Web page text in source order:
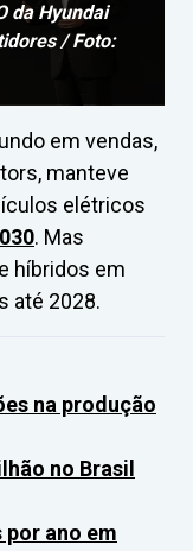
da Hyundai
/ Foto:
em vendas,
manteve
elétricos
. Mas
híbridos em
até 2028.
na produção
no Brasil
ano em